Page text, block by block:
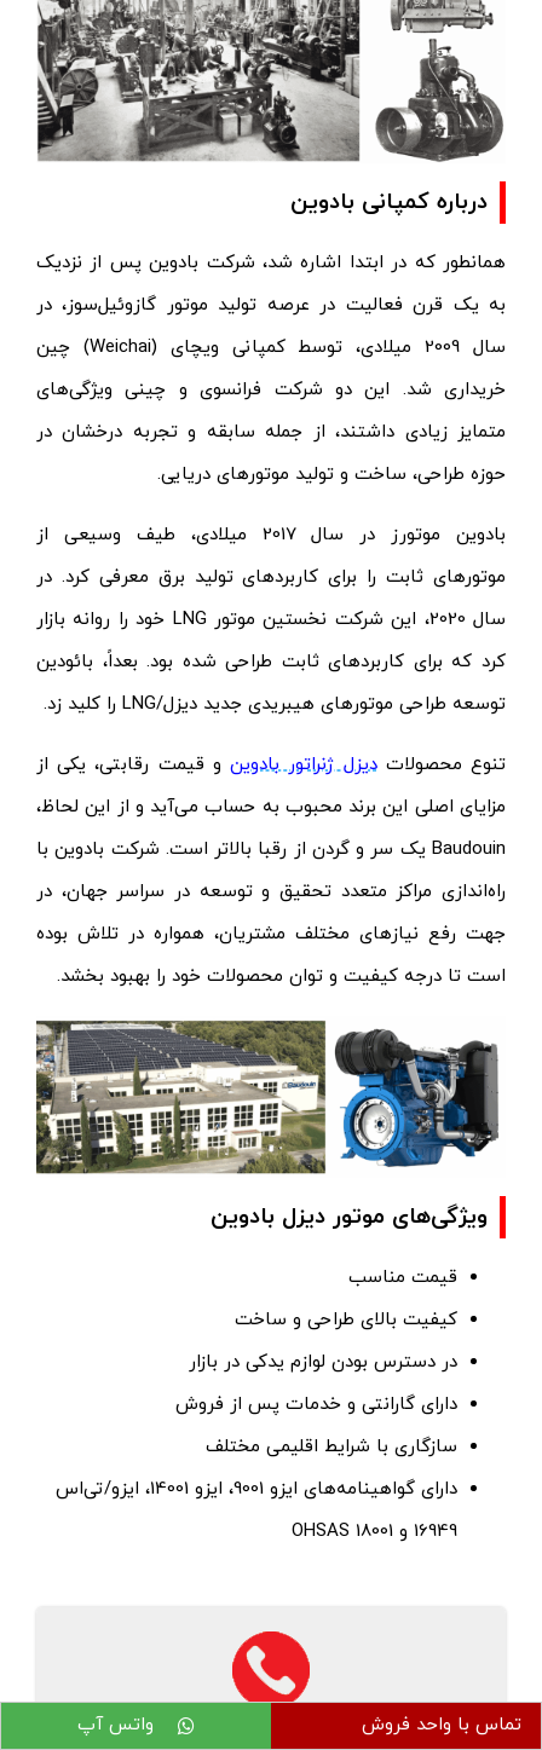
درباره کمپانی بادوین
همانطور که در ابتدا اشاره شد، شرکت بادوین پس از نزدیک
به یک قرن فعالیت در عرصه تولید موتور گازوئیل‌سوز، در
سال 2009 میلادی، توسط کمپانی ویچای (Weichai) چین
خریداری شد. این دو شرکت فرانسوی و چینی ویژگی‌های
متمایز زیادی داشتند، از جمله سابقه و تجربه‌ درخشان در
حوزه طراحی، ساخت و تولید موتورهای دریایی.
بادوین موتورز در سال 2017 میلادی، طیف وسیعی از
موتورهای ثابت را برای کاربردهای تولید برق معرفی کرد. در
سال 2020، این شرکت نخستین موتور LNG خود را روانه بازار
کرد که برای کاربردهای ثابت طراحی شده بود. بعداً، بائودین
توسعه طراحی موتورهای هیبریدی جدید دیزل/LNG را کلید زد.
تنوع محصولاتدیزل ژنراتور بادوینو قیمت رقابتی، یکی از
مزایای اصلی این برند محبوب به حساب می‌آید و از این لحاظ،
Baudouin یک سر و گردن از رقبا بالاتر است. شرکت بادوین با
راه‌اندازی مراکز متعدد تحقیق و توسعه در سراسر جهان، در
جهت رفع نیازهای مختلف مشتریان، همواره در تلاش بوده
است تا درجه کیفیت و توان محصولات خود را بهبود بخشد.
ویژگی‌های موتور دیزل بادوین
قیمت مناسب
کیفیت بالای طراحی و ساخت
در دسترس بودن لوازم یدکی در بازار
دارای گارانتی و خدمات پس از فروش
سازگاری با شرایط اقلیمی مختلف
دارای گواهینامه‌های ایزو 9001، ایزو 14001، ایزو/تی‌اس
16949 و OHSAS 18001
استعلام قیمت، ثبت سفارش و درخواست مشاوره خود
تماس با واحد فروش واتس آپ